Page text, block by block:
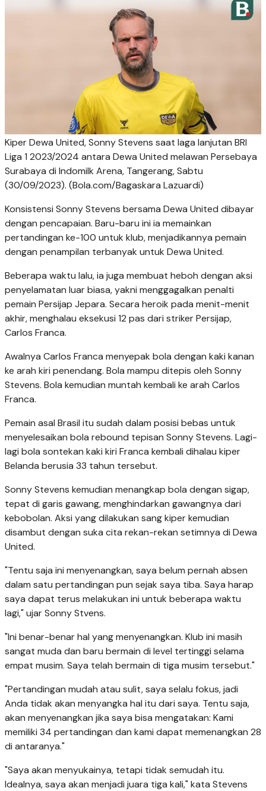
Kiper Dewa United, Sonny Stevens saat laga lanjutan BRI
Liga 1 2023/2024 antara Dewa United melawan Persebaya
Surabaya di Indomilk Arena, Tangerang, Sabtu
(30/09/2023). (Bola.com/Bagaskara Lazuardi)
Konsistensi Sonny Stevens bersama Dewa United dibayar
dengan pencapaian. Baru-baru ini ia memainkan
pertandingan ke-100 untuk klub, menjadikannya pemain
dengan penampilan terbanyak untuk Dewa United.
Beberapa waktu lalu, ia juga membuat heboh dengan aksi
penyelamatan luar biasa, yakni menggagalkan penalti
pemain Persijap Jepara. Secara heroik pada menit-menit
akhir, menghalau eksekusi 12 pas dari striker Persijap,
Carlos Franca.
Awalnya Carlos Franca menyepak bola dengan kaki kanan
ke arah kiri penendang. Bola mampu ditepis oleh Sonny
Stevens. Bola kemudian muntah kembali ke arah Carlos
Franca.
Pemain asal Brasil itu sudah dalam posisi bebas untuk
menyelesaikan bola rebound tepisan Sonny Stevens. Lagi-
lagi bola sontekan kaki kiri Franca kembali dihalau kiper
Belanda berusia 33 tahun tersebut.
Sonny Stevens kemudian menangkap bola dengan sigap,
tepat di garis gawang, menghindarkan gawangnya dari
kebobolan. Aksi yang dilakukan sang kiper kemudian
disambut dengan suka cita rekan-rekan setimnya di Dewa
United.
"Tentu saja ini menyenangkan, saya belum pernah absen
dalam satu pertandingan pun sejak saya tiba. Saya harap
saya dapat terus melakukan ini untuk beberapa waktu
lagi," ujar Sonny Stvens.
"Ini benar-benar hal yang menyenangkan. Klub ini masih
sangat muda dan baru bermain di level tertinggi selama
empat musim. Saya telah bermain di tiga musim tersebut."
"Pertandingan mudah atau sulit, saya selalu fokus, jadi
Anda tidak akan menyangka hal itu dari saya. Tentu saja,
akan menyenangkan jika saya bisa mengatakan: Kami
memiliki 34 pertandingan dan kami dapat memenangkan 28
di antaranya."
"Saya akan menyukainya, tetapi tidak semudah itu.
Idealnya, saya akan menjadi juara tiga kali," kata Stevens